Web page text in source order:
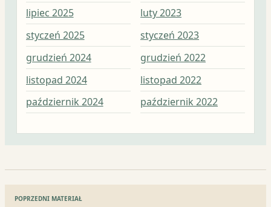
lipiec 2025
styczeń 2025
grudzień 2024
listopad 2024
październik 2024
luty 2023
styczeń 2023
grudzień 2022
listopad 2022
październik 2022
Nawigacja
POPRZEDNI MATERIAŁ